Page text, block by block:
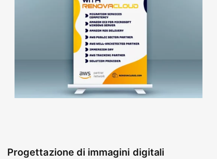
Progettazione di immagini digitali